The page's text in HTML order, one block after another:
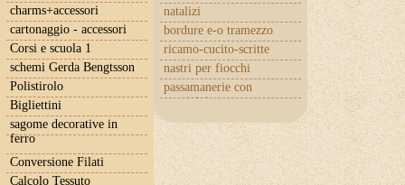
natalizi
bordure e-o tramezzo
ricamo-cucito-scritte
nastri per fiocchi
passamanerie con
cuoricini
charms+accessori
cartonaggio - accessori
Corsi e scuola 1
schemi Gerda Bengtsson
Polistirolo
Bigliettini
sagome decorative in
ferro
Conversione Filati
Calcolo Tessuto